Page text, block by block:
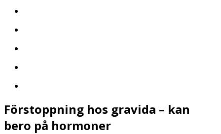
Förstoppning hos gravida – kan
bero på hormoner